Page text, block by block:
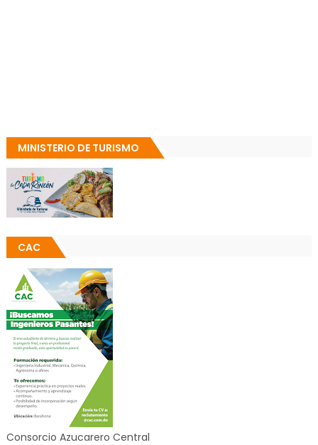
MINISTERIO DE TURISMO
CAC
Consorcio Azucarero Central